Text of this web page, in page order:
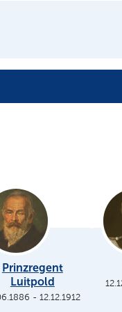
Prinzregent
Luitpold
-12.12.1912